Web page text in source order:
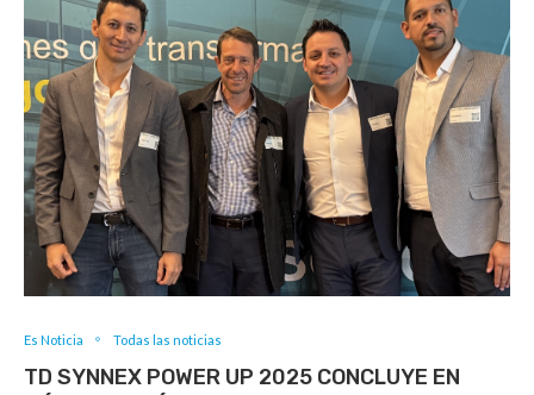
Es Noticia Todas las noticias
TD SYNNEX POWER UP 2025 CONCLUYE EN